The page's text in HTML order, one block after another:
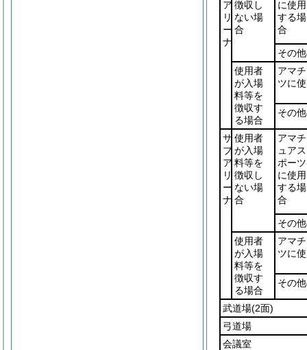
ア
リ
ー
ナ
徴収し
ない場
合
に使用
する場
合
その
使用者
が入場
料等を
徴収す
る場合
アマ
ツに
その
サ
ブ
ア
リ
ー
ナ
使用者
が入場
料等を
徴収し
ない場
合
アマチ
ュアス
ポーツ
に使用
する場
合
その
使用者
が入場
料等を
徴収す
る場合
アマ
ツに
その
武道場(2面)
弓道場
会議室